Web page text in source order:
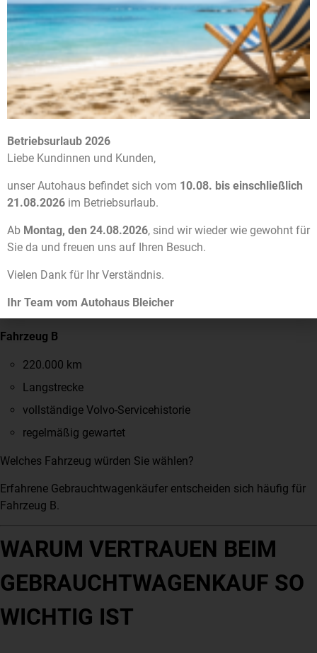
QUALITÄT ERKENNT MAN
NICHT AM KILOMETERSTAND
Viele Menschen verbinden einen niedrigen Kilometerstand
Doch das ist nicht immer richtig.
Ein Beispiel:
85.000 km
viele Kaltstarts
Fahrzeug B
220.000 km
Langstrecke
vollständige Volvo-Servicehistorie
regelmäßig gewartet
Welches Fahrzeug würden Sie wählen?
Erfahrene Gebrauchtwagenkäufer entscheiden sich häufig für
Fahrzeug B.
WARUM VERTRAUEN BEIM
GEBRAUCHTWAGENKAUF SO
WICHTIG IST
Betriebsurlaub 2026
Liebe Kundinnen und Kunden,
unser Autohaus befindet sich vom 10.08. bis einschließlich
21.08.2026 im Betriebsurlaub.
Ab Montag, den 24.08.2026, sind wir wieder wie gewohnt für
Sie da und freuen uns auf Ihren Besuch.
Vielen Dank für Ihr Verständnis.
Ihr Team vom Autohaus Bleicher